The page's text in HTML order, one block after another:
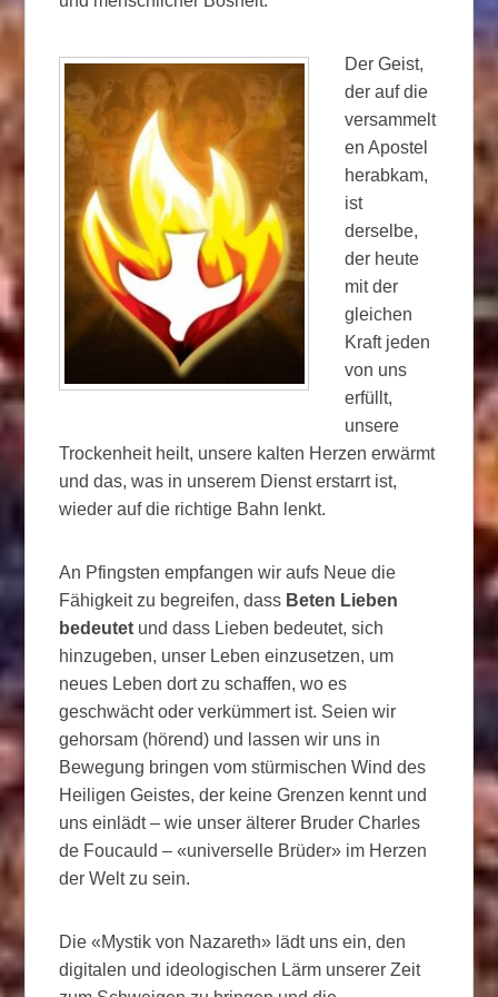
Der Geist,
der auf die
versammelt
en Apostel
herabkam,
ist
derselbe,
der heute
mit der
gleichen
Kraft jeden
von uns
erfüllt,
unsere
Trockenheit heilt, unsere kalten Herzen erwärmt
und das, was in unserem Dienst erstarrt ist,
wieder auf die richtige Bahn lenkt.
An Pfingsten empfangen wir aufs Neue die
Fähigkeit zu begreifen, dass Beten Lieben
bedeutet und dass Lieben bedeutet, sich
hinzugeben, unser Leben einzusetzen, um
neues Leben dort zu schaffen, wo es
geschwächt oder verkümmert ist. Seien wir
gehorsam (hörend) und lassen wir uns in
Bewegung bringen vom stürmischen Wind des
Heiligen Geistes, der keine Grenzen kennt und
uns einlädt – wie unser älterer Bruder Charles
de Foucauld – «universelle Brüder» im Herzen
der Welt zu sein.
Die «Mystik von Nazareth» lädt uns ein, den
digitalen und ideologischen Lärm unserer Zeit